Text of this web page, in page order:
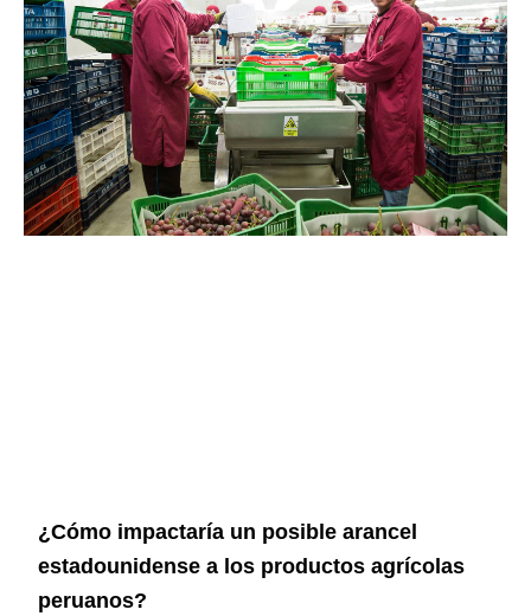
¿Cómo impactaría un posible arancel
estadounidense a los productos agrícolas
peruanos?